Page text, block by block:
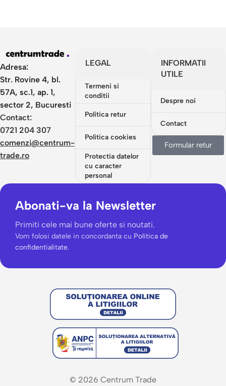
Adresa:
Str. Rovine 4, bl.
57A, sc.1, ap. 1,
sector 2, Bucuresti
Contact:
0721 204 307
comenzi@centrum-
trade.ro
LEGAL
Termeni si
conditii
Politica retur
Politica cookies
Protectia datelor
cu caracter
personal
INFORMATII
UTILE
Despre noi
Contact
Formular retur
Abonati-va la Newsletter
Primiti cele mai bune oferte si noutati.
Vom folosi datele in concordanta cu Politica de
confidentialitate.
© 2026 Centrum Trade